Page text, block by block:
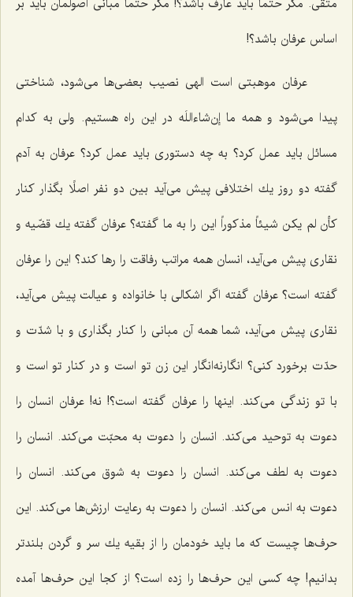
اساس عرفان باشد؟!
عرفان موهبتی است الهی نصیب بعضی‌ها می‌شود، شناختی
پیدا می‌شود و همه ما إن‌شاءاللَه در این راه هستیم. ولی به كدام
مسائل باید عمل كرد؟ به چه دستوری باید عمل كرد؟ عرفان به آدم
گفته دو روز یك اختلافی پیش می‌آید بین دو نفر اصلًا بگذار كنار
كأن لم یكن شیئاً مذكوراً این را به ما گفته؟ عرفان گفته یك قضّیه و
نقاری پیش می‌آید، انسان همه مراتب رفاقت را رها كند؟ این را عرفان
گفته است؟ عرفان گفته اگر اشكالی با خانواده و عیالت پیش می‌آید،
نقاری پیش می‌آید، شما همه آن مبانی را كنار بگذاری و با شدّت و
حدّت برخورد كنی؟ انگارنه‌انگار این زن تو است و در كنار تو است و
با تو زندگی می‌كند. اینها را عرفان گفته است؟! نه! عرفان انسان را
دعوت به توحید می‌كند. انسان را دعوت به محبّت می‌كند. انسان را
دعوت به لطف می‌كند. انسان را دعوت به شوق می‌كند. انسان را
دعوت به انس می‌كند. انسان را دعوت به رعایت ارزش‌ها می‌كند. این
حرف‌ها چیست كه ما باید خودمان را از بقیه یك سر و گردن بلندتر
بدانیم! چه كسی این حرف‌ها را زده است؟ از كجا این حرف‌ها آمده